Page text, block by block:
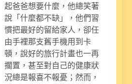
起爸爸想要什麼，他總笑著
說「什麼都不缺」，他們習
慣把最好的留給家人，卻任
由手裡那支舊手機用到卡
頓，說好的旅行計畫也一再
擱置，甚至對自己的健康狀
況總是報喜不報憂；然而，